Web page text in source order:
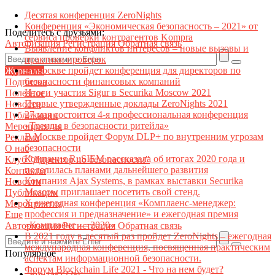
Поделитесь с друзьями:
АвторизацияРегистрацияОбратная связь
Журналы
Подписка
Полезное
Новости
Публикации
Мероприятия
Реклама
О нас
Клуб "Директор по безопасности"
Контакты
Новости
Публикации
Мероприятия
Еще
АвторизацияРегистрация Обратная связь
Популярное
Десятая конференция ZeroNights
Конференция «Экономическая безопасность – 2021» от
сервиса проверки контрагентов Kompra
Выявление конфликтов интересов – новые вызовы и
практики проверок
В Москве пройдет конференция для директоров по
безопасности финансовых компаний
Итоги участия Sigur в Securika Moscow 2021
Первые утвержденные доклады ZeroNights 2021
27 мая состоится 4-я профессиональная конференция
«Тренды в безопасности ритейла»
В Москве пройдет Форум DLP+ по внутренним угрозам
безопасности
Компания RuSIEM рассказала об итогах 2020 года и
поделилась планами дальнейшего развития
Компания Ajax Systems, в рамках выставки Securika
Moscow приглашает посетить свой стенд.
X ежегодная конференция «Комплаенс-менеджер:
профессия и предназначение» и ежегодная премия
«Комплаенс — 2020»
В 2021 году в десятый раз пройдет ZeroNights – ежегодная
международная конференция, посвященная практическим
аспектам информационной безопасности.
Форум Blockchain Life 2021 - Что на нем будет?